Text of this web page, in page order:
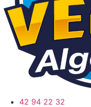
42 94 22 32